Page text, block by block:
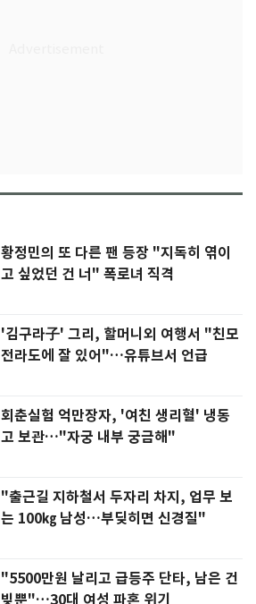
황정민의 또 다른 팬 등장 "지독히 엮이
고 싶었던 건 너" 폭로녀 직격
'김구라子' 그리, 할머니외 여행서 "친모
전라도에 잘 있어"…유튜브서 언급
회춘실험 억만장자, '여친 생리혈' 냉동
고 보관…"자궁 내부 궁금해"
"출근길 지하철서 두자리 차지, 업무 보
는 100㎏ 남성…부딪히면 신경질"
"5500만원 날리고 급등주 단타, 남은 건